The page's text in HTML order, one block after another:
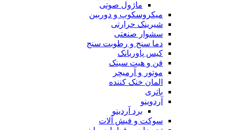
ماژول صوتی
میکروسکوپ و دوربین
شیرینک حرارتی
سشوار صنعتی
دما سنج و رطوبت سنج
کیس پاوربانک
فن و هیت سینک
موتور و آرمیچر
المان خنک کننده
باتری
آردوینو
برد آردینو
سوکت و فیش آلات